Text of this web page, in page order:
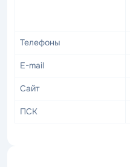
Телефоны
E-mail
Сайт
ПСК